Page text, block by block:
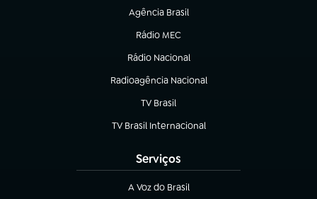
Agência Brasil
(abre em nova aba)
Rádio MEC
(abre em nova aba)
Rádio Nacional
Radioagência Nacional
(abre em nova aba)
TV Brasil
(abre em nova aba)
TV Brasil Internacional
(abre em nova aba)
Serviços
A Voz do Brasil
(abre em nova aba)